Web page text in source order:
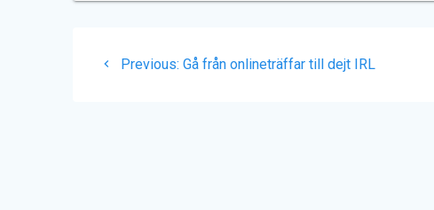
Inläggsnavigering
Previous: Previous
Gå från onlineträffar till dejt IRL